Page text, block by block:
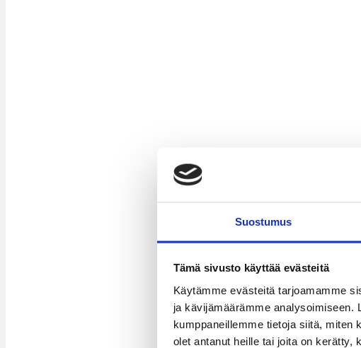
Suostumus
Tämä sivusto käyttää evästeitä
Käytämme evästeitä tarjoamamme
ja kävijämäärämme analysoimiseen.
kumppaneillemme tietoja siitä, miten
olet antanut heille tai joita on kerätty,